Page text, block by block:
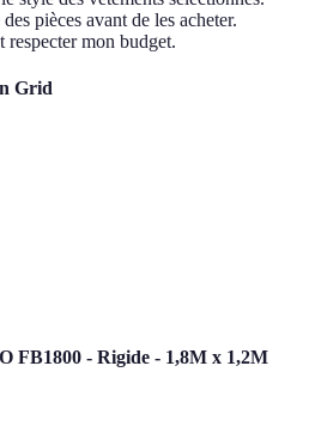
pièces avant de les acheter.
mon budget.
Grid
FB1800 - Rigide - 1,8M x 1,2M